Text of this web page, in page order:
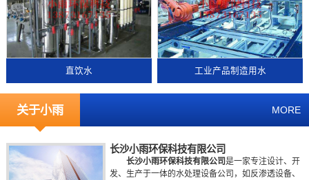
直饮水 工业产品制造用水
关于小雨 MORE
长沙小雨环保科技有限公司
长沙小雨环保科技有限公司是一家专注设计、开
发、生产于一体的水处理设备公司，如反渗透设备、